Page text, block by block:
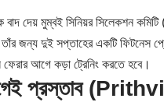
বাদ দেয় মুম্বই সিনিয়র সিলেকশন
জন্য দুই সপ্তাহের একটি ফিটনেস
আগে কড়া ট্রেনিং করতে হবে।
প্রস্তাব